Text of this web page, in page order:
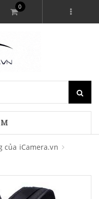
0
của iCamera.vn